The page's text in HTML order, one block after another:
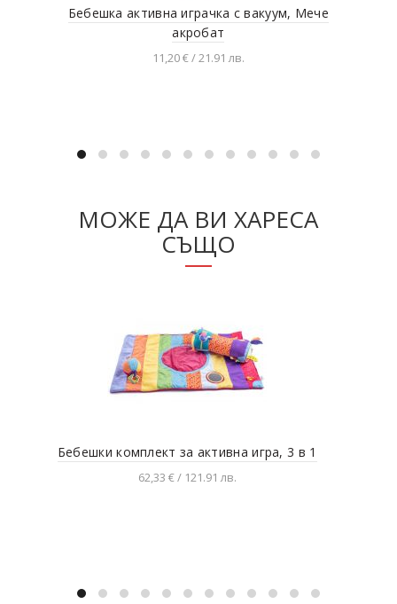
Бебешка активна играчка с вакуум, Мече
акробат
11,20 € / 21.91 лв.
МОЖЕ ДА ВИ ХАРЕСА
СЪЩО
Бебешки комплект за активна игра, 3 в 1
62,33 € / 121.91 лв.